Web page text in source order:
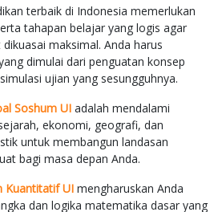
terbaik di Indonesia memerlukan
tahapan belajar yang logis agar
maksimal. Anda harus
dimulai dari penguatan konsep
ujian yang sesungguhnya.
Soshum UI adalah mendalami
ekonomi, geografi, dan
untuk membangun landasan
bagi masa depan Anda.
Kuantitatif UI mengharuskan Anda
dan logika matematika dasar yang